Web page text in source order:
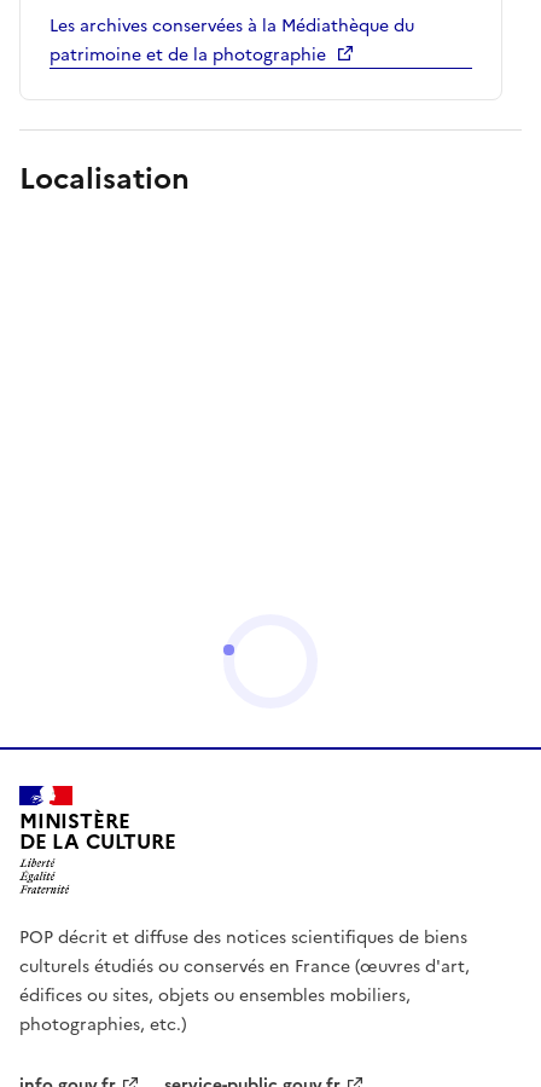
Les archives conservées à la Médiathèque du
patrimoine et de la photographie
Localisation
MINISTÈRE
DE LA CULTURE
POP décrit et diffuse des notices scientifiques de biens
culturels étudiés ou conservés en France (œuvres d'art,
édifices ou sites, objets ou ensembles mobiliers,
photographies, etc.)